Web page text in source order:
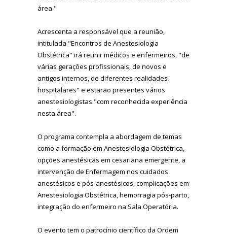
área."
Acrescenta a responsável que a reunião,
intitulada "Encontros de Anestesiologia
Obstétrica" irá reunir médicos e enfermeiros, "de
várias gerações profissionais, de novos e
antigos internos, de diferentes realidades
hospitalares" e estarão presentes vários
anestesiologistas "com reconhecida experiência
nesta área".
O programa contempla a abordagem de temas
como a formação em Anestesiologia Obstétrica,
opções anestésicas em cesariana emergente, a
intervenção de Enfermagem nos cuidados
anestésicos e pós-anestésicos, complicações em
Anestesiologia Obstétrica, hemorragia pós-parto,
integração do enfermeiro na Sala Operatória.
O evento tem o patrocínio científico da Ordem